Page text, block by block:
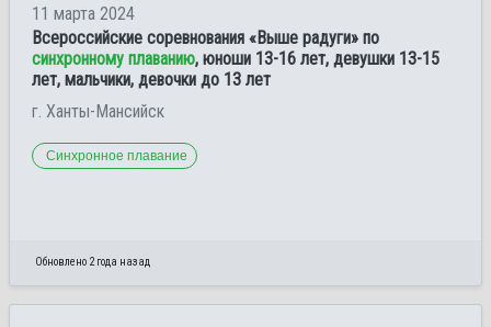
11 марта 2024
Всероссийские соревнования «Выше радуги» по
синхронному плаванию, юноши 13-16 лет, девушки 13-15
лет, мальчики, девочки до 13 лет
г. Ханты-Мансийск
Синхронное плавание
Обновлено 2 года назад